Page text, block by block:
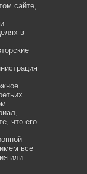
сайте,
в
что его
все
или